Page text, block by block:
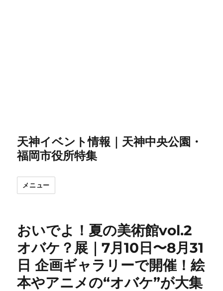
天神イベント情報｜天神中央公園・
福岡市役所特集
メニュー
おいでよ！夏の美術館vol.2
オバケ？展｜7月10日〜8月31
日 企画ギャラリーで開催！絵
本やアニメの“オバケ”が大集